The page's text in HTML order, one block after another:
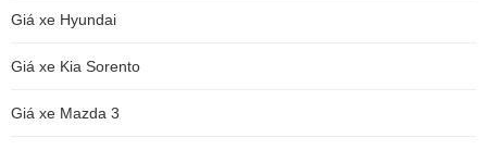
Giá xe Hyundai
Giá xe Kia Sorento
Giá xe Mazda 3